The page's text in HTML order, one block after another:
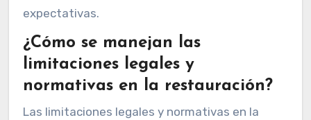
expectativas.
¿Cómo se manejan las
limitaciones legales y
normativas en la restauración?
Las limitaciones legales y normativas en la